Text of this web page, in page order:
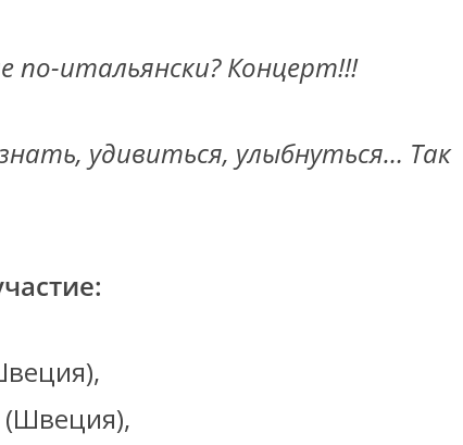
по-итальянски? Концерт!!!
удивиться, улыбнуться… Так
(Швеция),